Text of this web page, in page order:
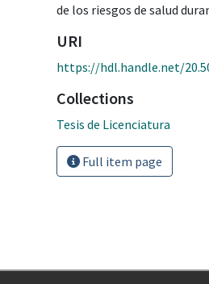
de los riesgos de salud
URI
https://hdl.handle.net/
Collections
Tesis de Licenciatura
Full item page